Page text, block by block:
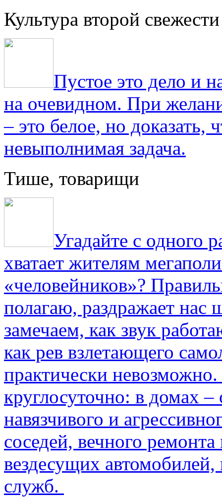
Культура второй свежести
Пустое это дело и
на очевидном. При
– это белое, но доказать,
невыполнимая задача.
Тише, товарищи
Угадайте с одного
хватает жителям
«человейников»?
полагаю, раздражает нас
замечаем, как звук
как рев взлетающего
практически
круглосуточно: в домах
навязчивого и
соседей, вечного
вездесущих
служб.